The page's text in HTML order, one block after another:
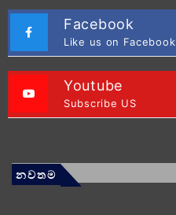
Facebook
Like us on Facebook
Youtube
Subscribe US
නවතම